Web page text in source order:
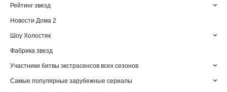
Рейтинг звезд
Новости Дома 2
Шоу Холостяк
Фабрика звезд
Участники битвы экстрасенсов всех сезонов
Самые популярные зарубежные сериалы